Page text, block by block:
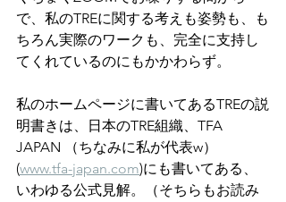
で、私のTREに関する考えも姿勢も、も
ちろん実際のワークも、完全に支持し
てくれているのにもかかわらず。
私のホームページに書いてあるTREの説
明書きは、日本のTRE組織、TFA
JAPAN （ちなみに私が代表w）
(www.tfa-japan.com)にも書いてある、
いわゆる公式見解。（そちらもお読み